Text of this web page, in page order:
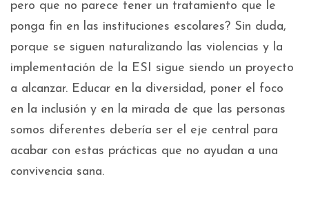
pero que no parece tener un tratamiento que le
ponga fin en las instituciones escolares? Sin duda,
porque se siguen naturalizando las violencias y la
implementación de la ESI sigue siendo un proyecto
a alcanzar. Educar en la diversidad, poner el foco
en la inclusión y en la mirada de que las personas
somos diferentes debería ser el eje central para
acabar con estas prácticas que no ayudan a una
convivencia sana.